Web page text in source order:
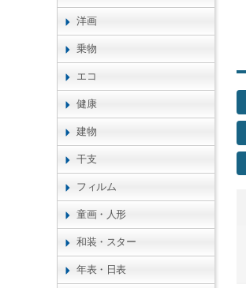
洋画
乗物
エコ
健康
建物
干支
フィルム
童画・人形
和装・スター
年表・日表